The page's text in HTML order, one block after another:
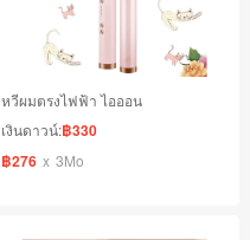
หวีผมตรงไฟฟ้า ไอออน
เงินดาวน์:฿330
฿276 x 3Mo